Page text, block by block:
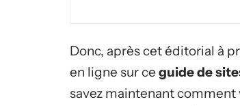
Donc, après cet éditorial à
en ligne sur ce guide de
savez maintenant comment